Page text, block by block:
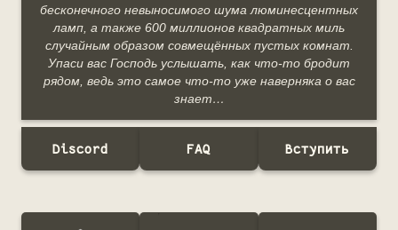
бесконечного невыносимого шума люминесцентных
ламп, а также 600 миллионов квадратных миль
случайным образом совмещённых пустых комнат.
Упаси вас Господь услышать, как что-то бродит
рядом, ведь это самое что-то уже наверняка о вас
знает…
Discord FAQ Вступить